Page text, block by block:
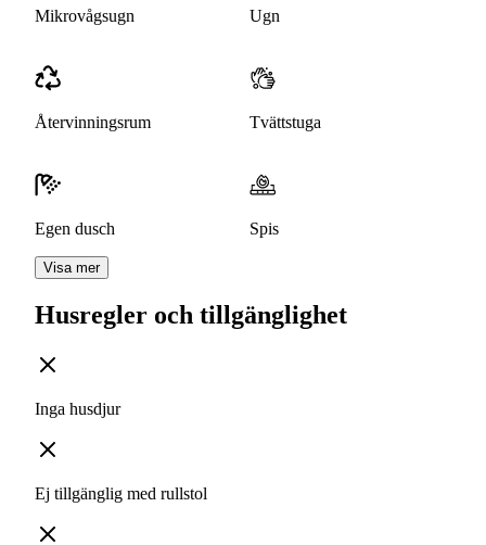
Mikrovågsugn Ugn
Återvinningsrum Tvättstuga
Egen dusch Spis
Visa mer
Husregler och tillgänglighet
Inga husdjur
Ej tillgänglig med rullstol